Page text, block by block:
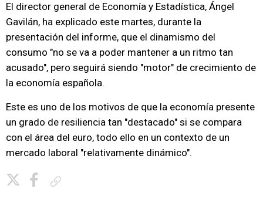
El director general de Economía y Estadística, Ángel
Gavilán, ha explicado este martes, durante la
presentación del informe, que el dinamismo del
consumo "no se va a poder mantener a un ritmo tan
acusado", pero seguirá siendo "motor" de crecimiento de
la economía española.
Este es uno de los motivos de que la economía presente
un grado de resiliencia tan "destacado" si se compara
con el área del euro, todo ello en un contexto de un
mercado laboral "relativamente dinámico".